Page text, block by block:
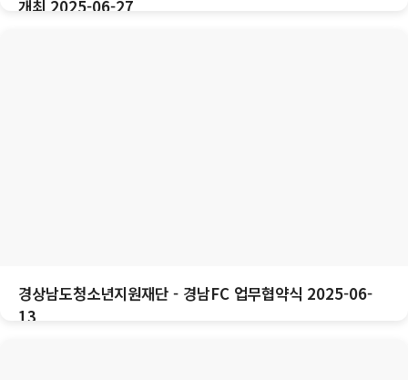
개최 2025-06-27
경상남도청소년지원재단 - 경남FC 업무협약식 2025-06-
13